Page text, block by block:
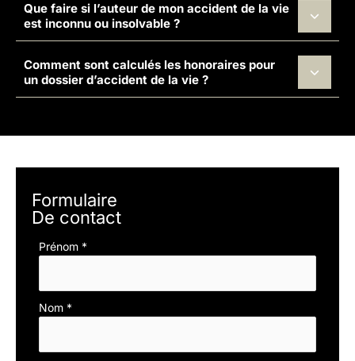
Que faire si l’auteur de mon accident de la vie
est inconnu ou insolvable ?
Comment sont calculés les honoraires pour
un dossier d’accident de la vie ?
Formulaire
De contact
Formulaire
Prénom *
Nom *